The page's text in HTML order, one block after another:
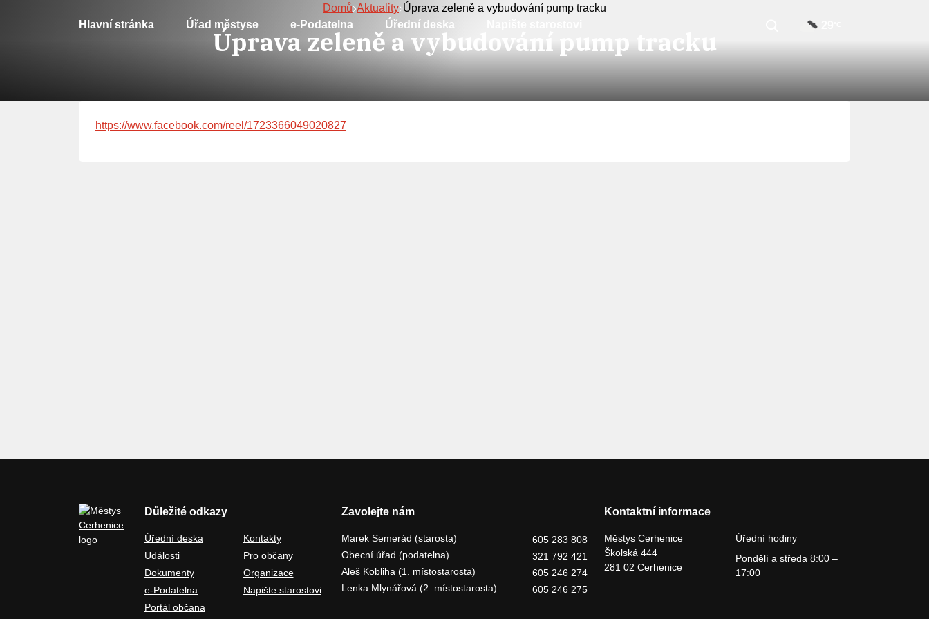
Hlavní stránka Úřad městyse e-Podatelna Úřední deska
Domů Aktuality Úprava zeleně a vybudování pump tracku
Úprava zeleně a vybudování pump tracku
https://www.facebook.com/reel/1723366049020827
Důležité odkazy
Úřední deska
Události
Dokumenty
e-Podatelna
Portál občana
Kontakty
Pro občany
Organizace
Napište starostovi
Zavolejte nám
Marek Semerád (starosta)
605 283 808
Obecní úřad (podatelna)
321 792 421
Aleš Kobliha (1. místostarosta)
605 246 274
Lenka Mlynářová (2. místostarosta)
605 246 275
Kontaktní informace
Městys Cerhenice
Školská 444
281 02 Cerhenice
Úřední hodiny
Pondělí a středa 8:00 –
17:00